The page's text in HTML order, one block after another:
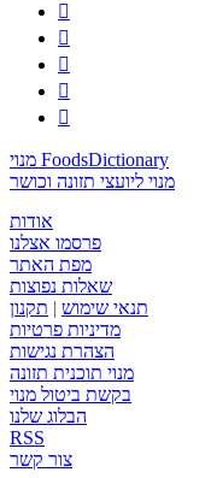





מנוי FoodsDictionary
מנוי ליועצי תזונה וכושר
אודות
פרסמו אצלנו
מפת האתר
שאלות נפוצות
תנאי שימוש | תקנון
מדיניות פרטיות
הצהרת נגישות
מנוי תוכנית תזונה
בקשת ביטול מנוי
הבלוג שלנו
RSS
צור קשר